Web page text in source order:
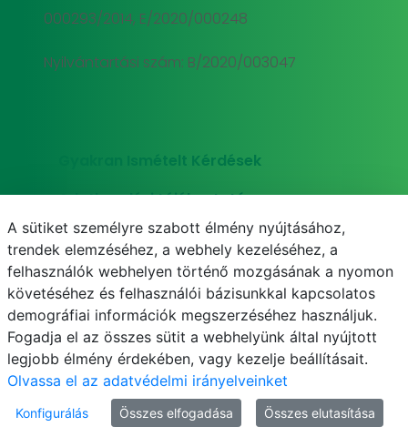
000293/2014, E/2020/000248
Nyilvántartási szám: B/2020/003047
Gyakran Ismételt Kérdések
Adatkezelési tájékoztató
Süti (cookie) tájékoztató
E-mail Telefonkönyv NEPTUN E-learning
© MATE 2021
A sütiket személyre szabott élmény nyújtásához,
trendek elemzéséhez, a webhely kezeléséhez, a
felhasználók webhelyen történő mozgásának a nyomon
követéséhez és felhasználói bázisunkkal kapcsolatos
demográfiai információk megszerzéséhez használjuk.
Fogadja el az összes sütit a webhelyünk által nyújtott
legjobb élmény érdekében, vagy kezelje beállításait.
Olvassa el az adatvédelmi irányelveinket
Konfigurálás Összes elfogadása Összes elutasítása